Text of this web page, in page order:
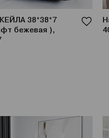
38*38*7
бежевая ),